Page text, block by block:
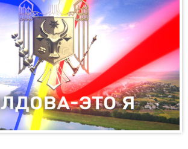
Contacte